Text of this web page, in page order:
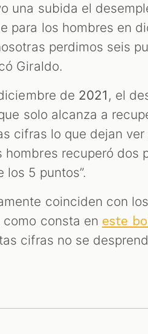
una subida el
para los hombres en
perdimos seis
Giraldo.
de 2021 , el
solo alcanza a
cifras lo que dejan
hombres recuperó dos
los 5 puntos”.
coinciden con
consta en este
cifras no se